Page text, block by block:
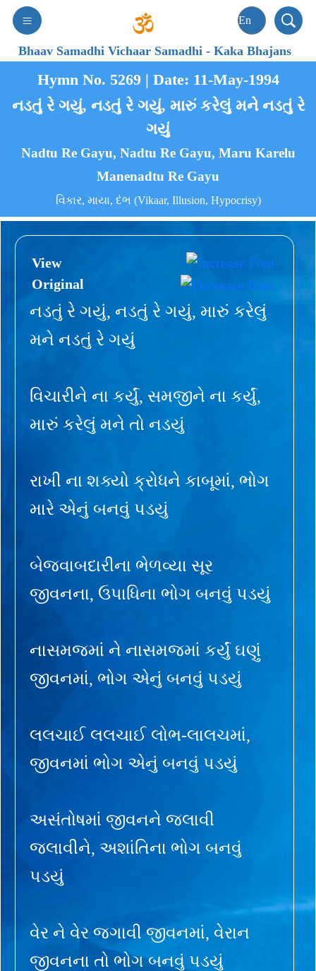
Bhaav Samadhi Vichaar Samadhi-Kaka Bhajans
Hymn No. 5269 | Date: 11-May-1994
નડતું રે ગયું, નડતું રે ગયું, મારું કરેલું મને નડતું રે
ગયું
Nadtu Re Gayu, Nadtu Re Gayu, Maru Karelu
Manenadtu Re Gayu
વિકાર, માયા, દંભ (Vikaar, Illusion, Hypocrisy)
View
Original
નડતું રે ગયું, નડતું રે ગયું, મારું કરેલું
મને નડતું રે ગયું
વિચારીને ના કર્યું, સમજીને ના કર્યું,
મારું કરેલું મને તો નડયું
રાખી ના શક્યો ક્રોધને કાબૂમાં, ભોગ
મારે એનું બનવું પડયું
બેજવાબદારીના ભેળવ્યા સૂર
જીવનના, ઉપાધિના ભોગ બનવું પડયું
નાસમજમાં ને નાસમજમાં કર્યું ઘણું
જીવનમાં, ભોગ એનું બનવું પડયું
લલચાઈ લલચાઈ લોભ-લાલચમાં,
જીવનમાં ભોગ એનું બનવું પડયું
અસંતોષમાં જીવનને જલાવી
જલાવીને, અશાંતિના ભોગ બનવું
પડયું
વેર ને વેર જગાવી જીવનમાં, વેરાન
જીવનના તો ભોગ બનવું પડયું